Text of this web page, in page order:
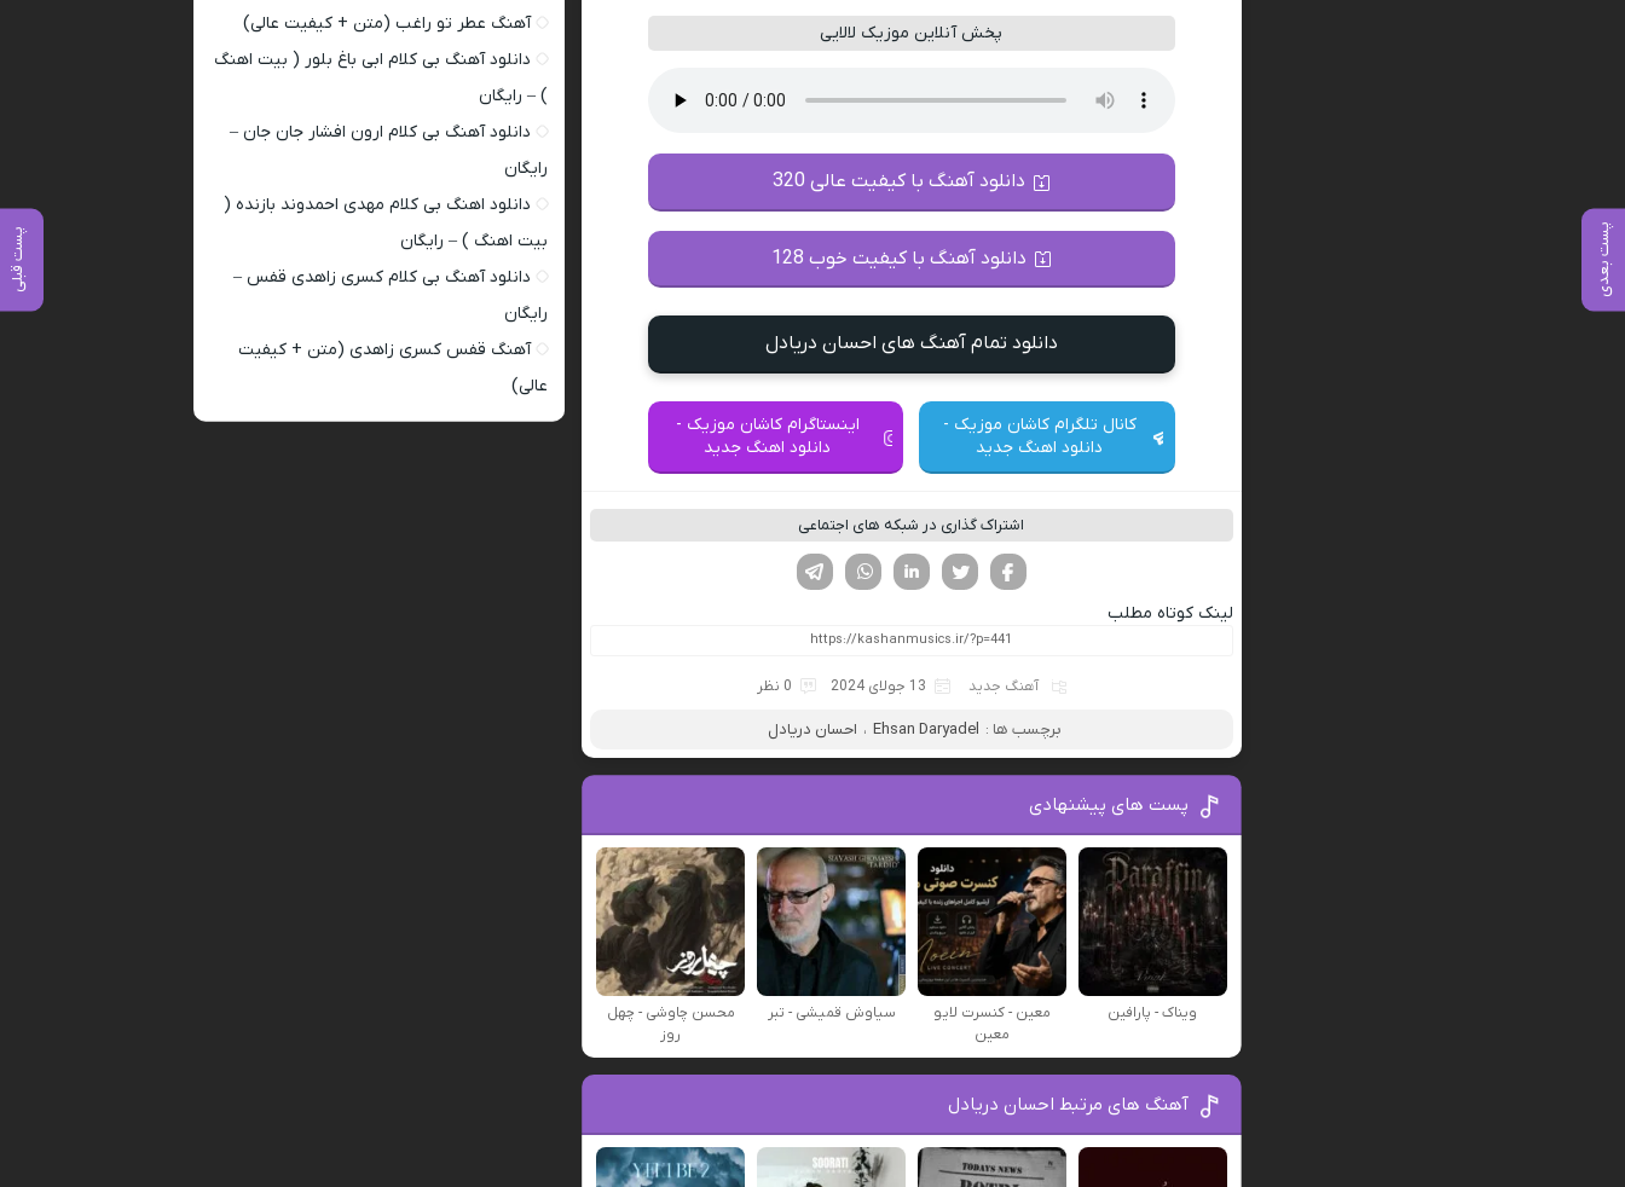
پست بعدی پست قبلی
پخش آنلاین موزیک لالایی
دانلود آهنگ با کیفیت عالی 320
دانلود آهنگ با کیفیت خوب 128
دانلود تمام آهنگ های احسان دریادل
کانال تلگرام کاشان موزیک -
دانلود اهنگ جدید
اینستاگرام کاشان موزیک -
دانلود اهنگ جدید
اشتراک گذاری در شبکه های اجتماعی
لینکدین تویتر
فیسوک
لینک کوتاه مطلب
آهنگ جدید 13 جولای 2024 0 نظر
برچسب ها : Ehsan Daryadel ، احسان دریادل
پست های پیشنهادی
ویناک - پارافین
معین - کنسرت لایو
معین
سیاوش قمیشی - تبر
محسن چاوشی - چهل
روز
آهنگ های مرتبط احسان دریادل
آهنگ عطر تو راغب (متن + کیفیت عالی)
دانلود آهنگ بی کلام ابی باغ بلور ( بیت اهنگ
) – رایگان
دانلود آهنگ بی کلام ارون افشار جان جان –
رایگان
دانلود اهنگ بی کلام مهدی احمدوند بازنده (
بیت اهنگ ) – رایگان
دانلود آهنگ بی کلام کسری زاهدی قفس –
رایگان
آهنگ قفس کسری زاهدی (متن + کیفیت
عالی)